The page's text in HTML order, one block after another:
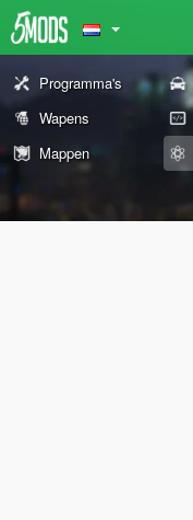
Programma's
Wapens
Mappen